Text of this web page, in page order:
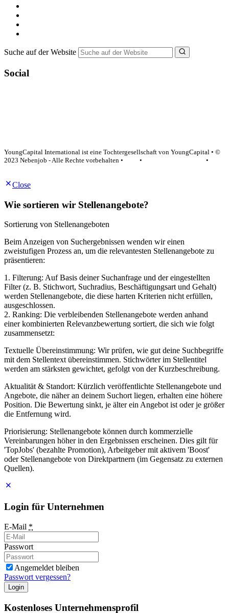
Suche auf der Website
Social
YoungCapital International ist eine Tochtergesellschaft von YoungCapital • ©
2023 Nebenjob - Alle Rechte vorbehalten •
•
•
Close
Wie sortieren wir Stellenangebote?
Sortierung von Stellenangeboten
Beim Anzeigen von Suchergebnissen wenden wir einen
zweistufigen Prozess an, um die relevantesten Stellenangebote zu
präsentieren:
1. Filterung: Auf Basis deiner Suchanfrage und der eingestellten
Filter (z. B. Stichwort, Suchradius, Beschäftigungsart und Gehalt)
werden Stellenangebote, die diese harten Kriterien nicht erfüllen,
ausgeschlossen.
2. Ranking: Die verbleibenden Stellenangebote werden anhand
einer kombinierten Relevanzbewertung sortiert, die sich wie folgt
zusammensetzt:
Textuelle Übereinstimmung: Wir prüfen, wie gut deine Suchbegriffe
mit dem Stellentext übereinstimmen. Stichwörter im Stellentitel
werden am stärksten gewichtet, gefolgt von der Kurzbeschreibung.
Aktualität & Standort: Kürzlich veröffentlichte Stellenangebote und
Angebote, die näher an deinem Suchort liegen, erhalten eine höhere
Position. Die Bewertung sinkt, je älter ein Angebot ist oder je größer
die Entfernung wird.
Priorisierung: Stellenangebote können durch kommerzielle
Vereinbarungen höher in den Ergebnissen erscheinen. Dies gilt für
'TopJobs' (bezahlte Promotion), Arbeitgeber mit aktivem 'Boost'
oder Stellenangebote von Direktpartnern (im Gegensatz zu externen
Quellen).
Login für Unternehmen
E-Mail *
Passwort
Angemeldet bleiben
Passwort vergessen?
Login
Kostenloses Unternehmensprofil